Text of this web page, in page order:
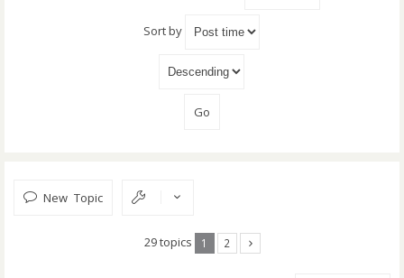
Sort by
New Topic
29 topics 1 2